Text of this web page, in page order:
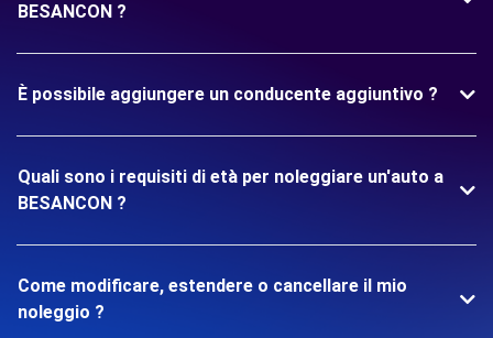
BESANCON ?
È possibile aggiungere un conducente aggiuntivo ?
Quali sono i requisiti di età per noleggiare un'auto a
BESANCON ?
Come modificare, estendere o cancellare il mio
noleggio ?